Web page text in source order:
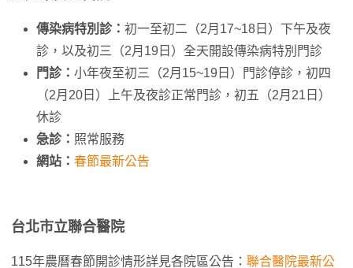
傳染病特別診： 初一至初二（2月17~18日）下午及夜
診，以及初三（2月19日）全天開設傳染病特別門診
門診： 小年夜至初三（2月15~19日）門診停診，初四
（2月20日）上午及夜診正常門診，初五（2月21日）
休診
急診： 照常服務
網站： 春節最新公告
台北市立聯合醫院
115年農曆春節開診情形詳見各院區公告： 聯合醫院最新公